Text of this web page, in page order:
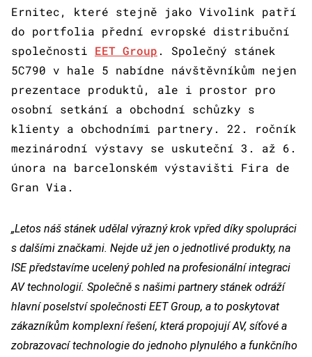
Ernitec, které stejně jako Vivolink patří
do portfolia přední evropské distribuční
společnosti EET Group . Společný stánek
5C790 v hale 5 nabídne návštěvníkům nejen
prezentace produktů, ale i prostor pro
osobní setkání a obchodní schůzky s
klienty a obchodními partnery. 22. ročník
mezinárodní výstavy se uskuteční 3. až 6.
února na barcelonském výstavišti Fira de
Gran Via.
„Letos náš stánek udělal výrazný krok vpřed díky spolupráci
s dalšími značkami. Nejde už jen o jednotlivé produkty, na
ISE představíme ucelený pohled na profesionální integraci
AV technologií. Společně s našimi partnery stánek odráží
hlavní poselství společnosti EET Group, a to poskytovat
zákazníkům komplexní řešení, která propojují AV, síťové a
zobrazovací technologie do jednoho plynulého a funkčního